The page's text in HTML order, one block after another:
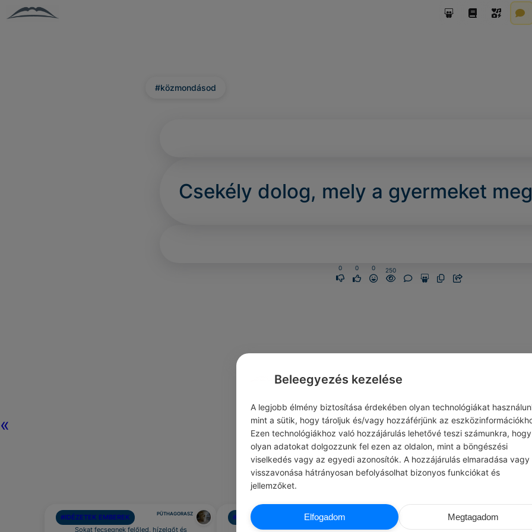
«
#közmondásod
Csekély dolog, mely a gyermeket
0 0 0 250
#IDÉZETEK EMBEREK PÜTHAGORASZ
Sokat fecsegnek felőled, hízelgőt és
#IDÉZETEK EMBEREKJOHANN WOLFGANG VON GOETHE #IDÉZETEK BIZALOM
Beleegyezés kezelése
A legjobb élmény biztosítása érdekében olyan technológiákat
mint a sütik, hogy tároljuk és/vagy hozzáférjünk az
Ezen technológiákhoz való hozzájárulás lehetővé teszi számunkra, hogy
olyan adatokat dolgozzunk fel ezen az oldalon, mint a böngészési
viselkedés vagy az egyedi azonosítók. A hozzájárulás elmaradása vagy
visszavonása hátrányosan befolyásolhat bizonyos funkciókat és
jellemzőket.
Elfogadom Megtagadom